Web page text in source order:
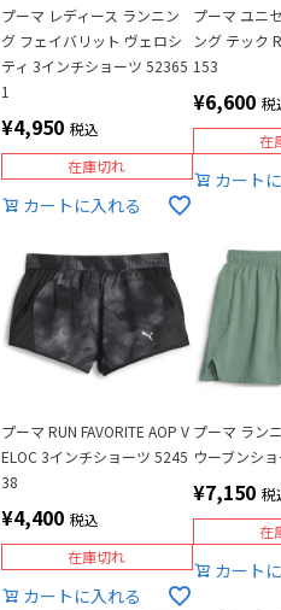
プーマ レディース ランニン
グ フェイバリット ヴェロシ
ティ 3インチショーツ 52365
1
¥4,950 税込
在庫切れ
カートに入れる
プーマ ユニ
ング テック
153
¥6,600 税
在
カート
プーマ RUN FAVORITE AOP V
ELOC 3インチショーツ 5245
38
¥4,400 税込
在庫切れ
カートに入れる
プーマ ラン
ウーブンシ
¥7,150 税
在
カート